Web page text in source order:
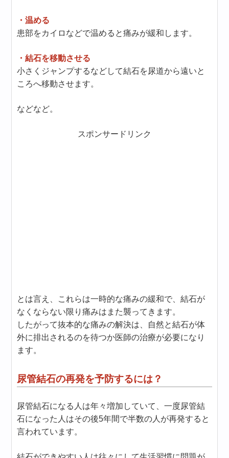
・温める
患部をカイロなどで温めると痛みが緩和します。
・結石を移動させる
小さくジャンプするなどして結石を尿道から遠いと
ころへ移動させます。
などなど。
スポンサードリンク
とは言え、これらは一時的な痛みの緩和で、結石が
なくならない限り痛みはまた襲ってきます。
したがって抜本的な痛みの解決は、自然と結石が体
外に排出されるのを待つか医師の治療が必要になり
ます。
尿管結石の再発を予防するには？
尿管結石になる人は年々増加していて、一度尿管結
石になった人はその後5年間で半数の人が再発すると
言われています。